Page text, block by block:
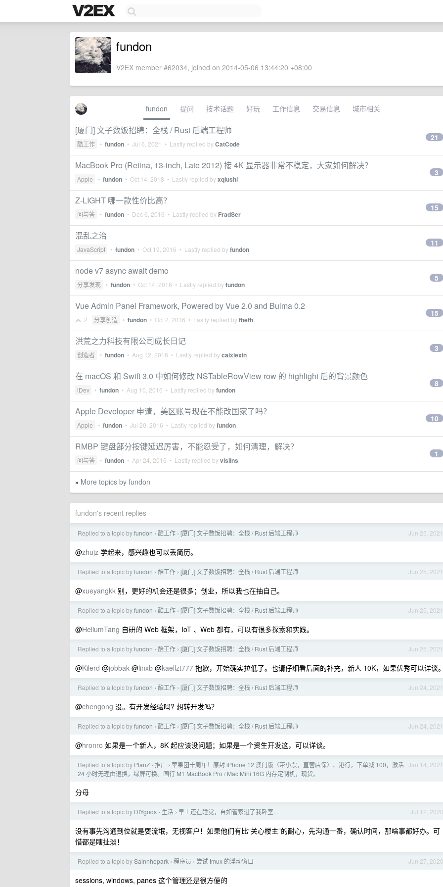
fundon
V2EX member #62034, joined on 2014-05-06 13:44:20 +08:00
fundon 提问 技术话题 好玩 工作信息 交易信息 城市相关
[厦门] 文子数饭招聘：全栈 / Rust 后端工程师
酷工作 • fundon • Jul 6, 2021 • Lastly replied byCatCode
21
MacBook Pro (Retina, 13-inch, Late 2012) 接 4K 显示器非常不稳定，大家如何解决？
Apple • fundon • Oct 14, 2018 • Lastly replied byxqiushi
3
Z-LIGHT 哪一款性价比高？
问与答 • fundon • Dec 6, 2016 • Lastly replied by FradSer
15
混乱之治
JavaScript • fundon • Oct 19, 2016 • Lastly replied byfundon
11
node v7 async await demo
分享发现 • fundon • Oct 14, 2016 • Lastly replied byfundon
5
Vue Admin Panel Framework, Powered by Vue 2.0 and Bulma 0.2
2 分享创造 • fundon • Oct 2, 2016 • Lastly replied byfhefh
15
洪荒之力科技有限公司成长日记
创造者 • fundon • Aug 12, 2016 • Lastly replied bycaixiexin
3
在 macOS 和 Swift 3.0 中如何修改 NSTableRowView row 的 highlight 后的背景颜色
iDev • fundon • Aug 10, 2016 • Lastly replied byfundon
8
Apple Developer 申请，美区账号现在不能改国家了吗？
Apple • fundon • Jul 20, 2016 • Lastly replied byfundon
10
RMBP 键盘部分按键延迟厉害，不能忍受了，如何清理，解决？
问与答 • fundon • Apr 24, 2016 • Lastly replied byvislins
1
» More topics by fundon
fundon's recent replies
Jun 25, 2021
Replied to a topic byfundon › 酷工作 › [厦门] 文子数饭招聘：全栈 / Rust 后端工程师
@zhujz 学起来，感兴趣也可以丢简历。
Jun 25, 2021
Replied to a topic byfundon › 酷工作 › [厦门] 文子数饭招聘：全栈 / Rust 后端工程师
@xueyangkk 别，更好的机会还是很多；创业，所以我也在抽自己。
Jun 25, 2021
Replied to a topic byfundon › 酷工作 › [厦门] 文子数饭招聘：全栈 / Rust 后端工程师
@HeliumTang 自研的 Web 框架，IoT 、Web 都有，可以有很多探索和实践。
Jun 25, 2021
Replied to a topic byfundon › 酷工作 › [厦门] 文子数饭招聘：全栈 / Rust 后端工程师
@Kilerd @jobbak @linxb @kaellzt777 抱歉，开始确实拉低了。也请仔细看后面的补充，新人 10K，如果优秀可以详谈。
Jun 24, 2021
Replied to a topic byfundon › 酷工作 › [厦门] 文子数饭招聘：全栈 / Rust 后端工程师
@chengong 没。有开发经验吗? 想转开发吗？
Jun 24, 2021
Replied to a topic byfundon › 酷工作 › [厦门] 文子数饭招聘：全栈 / Rust 后端工程师
@hronro 如果是一个新人，8K 起应该没问题；如果是一个资生开发这，可以详谈。
Jan 14, 2021
Replied to a topic by PlanZ › 推广 › 苹果团十周年！原封 iPhone 12 澳门版（带小票，直营店保）、港行，下单减 100，激活
24 小时无理由退换，绿屏可换。国行 M1 MacBook Pro / Mac Mini 16G 内存定制机，现货。
分母
Jul 12, 2020
Replied to a topic by DIYgods › 生活 › 早上还在睡觉，自如管家进了我卧室...
没有事先沟通到位就是耍流氓，无视客户！如果他们有比“关心楼主”的耐心，先沟通一番，确认时间，那啥事都好办。可
惜都是瞎扯淡！
Jun 27, 2020
Replied to a topic bySainnhepark › 程序员 › 尝试 tmux 的浮动窗口
sessions, windows, panes 这个管理还是很方便的